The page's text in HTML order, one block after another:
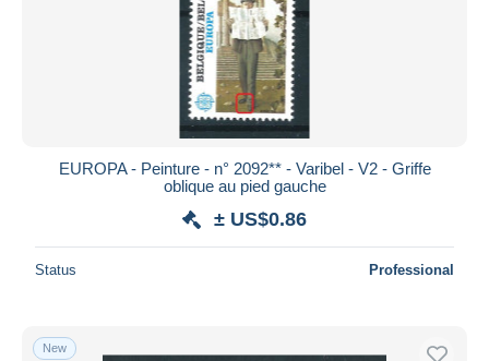
EUROPA - Peinture - n° 2092** - Varibel - V2 - Griffe
oblique au pied gauche
± US$0.86
Status Professional
New